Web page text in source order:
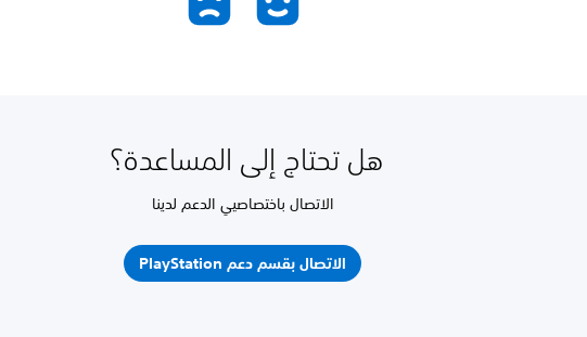
هل تحتاج إلى المساعدة؟
الاتصال باختصاصيي الدعم لدينا
الاتصال بقسم دعم PlayStation